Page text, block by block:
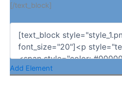
[/text_block]
Add Element